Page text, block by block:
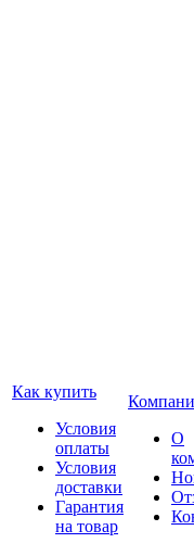
Как купить
Условия
оплаты
Условия
доставки
Гарантия
на товар
О